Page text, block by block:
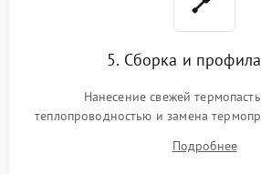
5. Сборка и
Нанесение свежей
теплопроводностью и замена
шлейфов, модулей памяти иПодробнее